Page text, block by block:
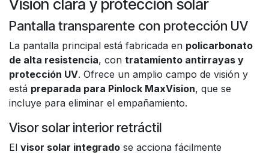
Visión clara y protección solar
Pantalla transparente con protección UV
La pantalla principal está fabricada en policarbonato
de alta resistencia, con tratamiento antirrayas y
protección UV. Ofrece un amplio campo de visión y
está preparada para Pinlock MaxVision, que se
incluye para eliminar el empañamiento.
Visor solar interior retráctil
El visor solar integrado se acciona fácilmente